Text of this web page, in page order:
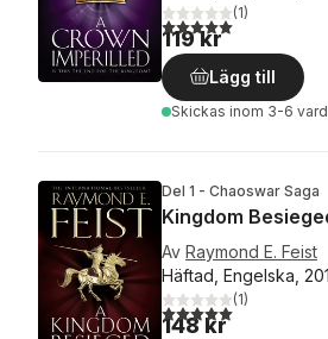
5,0utav 5 stjärnor.
(1)
119 kr
Lägg till
Skickas inom 3-6
Del 1 - Chaoswar Saga
Kingdom
Av Raymond E. Feist
Häftad, Engelska,
5,0utav 5 stjärnor.
(1)
148 kr